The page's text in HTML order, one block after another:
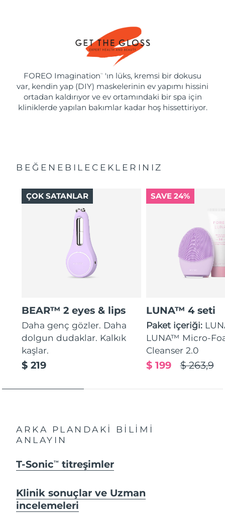
FOREO Imagination ™
'ın lüks, kremsi bir dokusu
var, kendin yap (DIY) maskelerinin ev yapımı hissini
ortadan kaldırıyor ve ev ortamındaki bir spa için
kliniklerde yapılan bakımlar kadar hoş hissettiriyor.
BEĞENEBILECEKLERINIZ
BEAR™ 2 eyes & lips
Daha genç gözler. Daha
dolgun dudaklar. Kalkık
kaşlar.
$ 219
ÇOK SATANLAR SAVE 24%
LUNA™ 4 seti
Paket içeriği:
LUNA™ Micro-
Cleanser 2.0
$ 263,9
$ 199
ARKA PLANDAKİ BİLİMİ
ANLAYIN
T-SonicTM titreşimler
Klinik sonuçlar ve Uzman
incelemeleri